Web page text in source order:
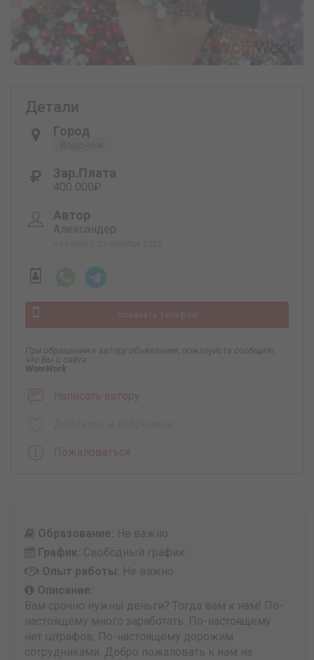
Детали
Город
Воронеж
Зар.плата
400 000₽
Автор
Александер
показать телефон
При обращении к автору объявления, пожалуйста сообщите,
что Вы с сайта
WomWork
Написать автору
Пожаловаться
Образование: Не важно
График: Свободный график
Опыт работы: Не важно
Описание:
Вам срочно нужны деньги? Тогда вам к нам! По-
настоящему много заработать. По-настоящему
нет штрафов. По-настоящему дорожим
сотрудниками. Добро пожаловать к нам на